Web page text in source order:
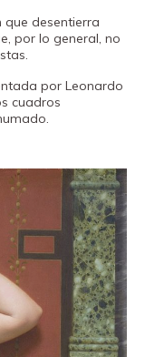
que desentierra
por lo general, no
por Leonardo
cuadros